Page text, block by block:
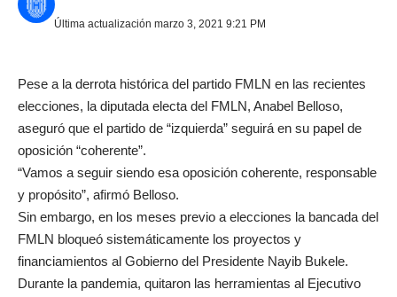
Última actualización marzo 3, 2021 9:21 PM
Pese a la derrota histórica del partido FMLN en las recientes
elecciones, la diputada electa del FMLN, Anabel Belloso,
aseguró que el partido de “izquierda” seguirá en su papel de
oposición “coherente”.
“Vamos a seguir siendo esa oposición coherente, responsable
y propósito”, afirmó Belloso.
Sin embargo, en los meses previo a elecciones la bancada del
FMLN bloqueó sistemáticamente los proyectos y
financiamientos al Gobierno del Presidente Nayib Bukele.
Durante la pandemia, quitaron las herramientas al Ejecutivo